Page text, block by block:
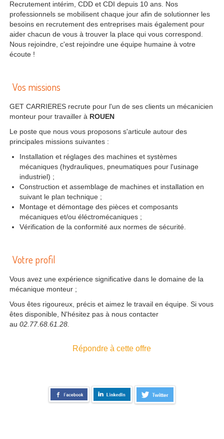
Recrutement intérim, CDD et CDI depuis 10 ans. Nos
professionnels se mobilisent chaque jour afin de solutionner les
besoins en recrutement des entreprises mais également pour
aider chacun de vous à trouver la place qui vous correspond.
Nous rejoindre, c'est rejoindre une équipe humaine à votre
écoute !
Vos missions
GET CARRIERES recrute pour l'un de ses clients un mécanicien
monteur pour travailler à ROUEN
Le poste que nous vous proposons s'articule autour des
principales missions suivantes :
Installation et réglages des machines et systèmes
mécaniques (hydrauliques, pneumatiques pour l'usinage
industriel) ;
Construction et assemblage de machines et installation en
suivant le plan technique ;
Montage et démontage des pièces et composants
mécaniques et/ou éléctromécaniques ;
Vérification de la conformité aux normes de sécurité.
Votre profil
Vous avez une expérience significative dans le domaine de la
mécanique monteur ;
Vous êtes rigoureux, précis et aimez le travail en équipe. Si vous
êtes disponible, N'hésitez pas à nous contacter
au 02.77.68.61.28.
Répondre à cette offre